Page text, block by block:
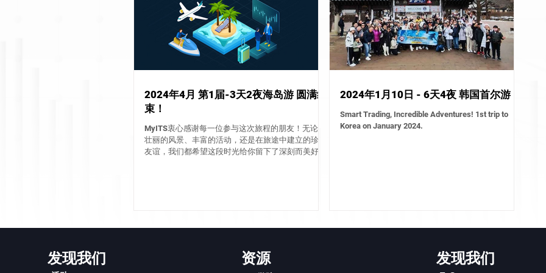
2024年4月 第1届-3天2夜海岛游 圆满结
束！
MyITS衷心感谢每一位参与这次旅程的朋友！无论是
壮丽的风景、丰富的活动，还是在旅途中建立的珍贵
友谊，我们都希望这段时光给你留下了深刻而美好的
2024年1月10日 - 6天4夜 韩国首尔游
Smart Trading, Incredible Adventures! 1st trip to
Korea on January 2024.
发现我们 资源 发现我们